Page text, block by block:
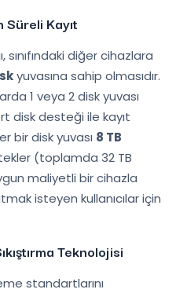
Süreli Kayıt
diğer cihazlara
yuvasına sahip olmasıdır.
1 veya 2 disk yuvası
disk desteği ile kayıt
bir disk yuvası 8 TB
(toplamda 32 TB
maliyetli bir cihazla
isteyen kullanıcılar için
Teknolojisi
standartlarını